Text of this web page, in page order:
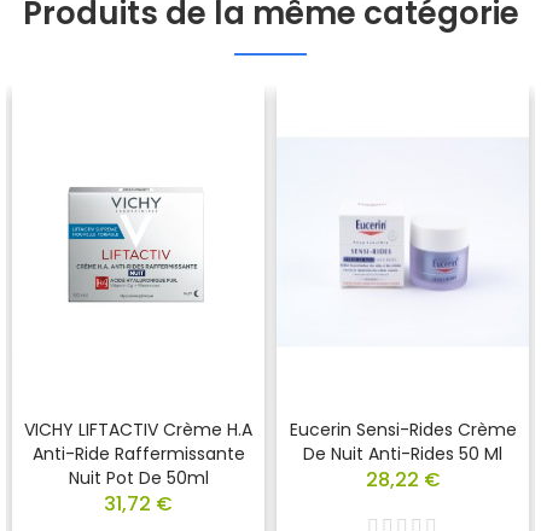
Produits de la même catégorie
VICHY LIFTACTIV Crème H.A
Anti-Ride Raffermissante
Nuit Pot De 50ml
31,72 €
Eucerin Sensi-Rides Crème
De Nuit Anti-Rides 50 Ml
28,22 €